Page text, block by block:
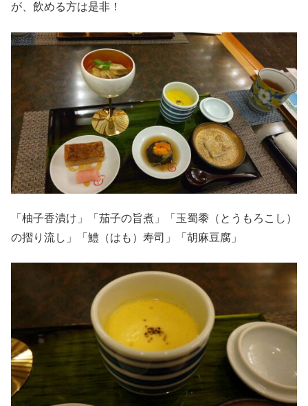
が、飲める方は是非！
「柚子香漬け」「茄子の旨煮」「玉蜀黍（とうもろこし）
の摺り流し」「鱧（はも）寿司」「胡麻豆腐」